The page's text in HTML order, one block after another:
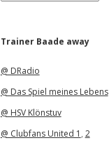
r
iTrainer Baade away
@ DRadio
@ Das Spiel meines Lebens
@ HSV Klönstuv
@ Clubfans United 1 , 2